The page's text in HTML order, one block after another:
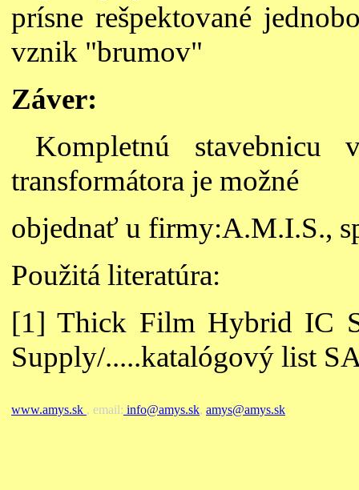
prísne rešpektované
vznik "brumov"
Záver:
Kompletnú stavebnicu
transformátora je možné
objednať u firmy:A.M.I.S.,
Použitá literatúra:
[1] Thick Film Hybrid IC
Supply/.....katalógový list
www.amys.sk , email: info@amys.sk, amys@amys.sk